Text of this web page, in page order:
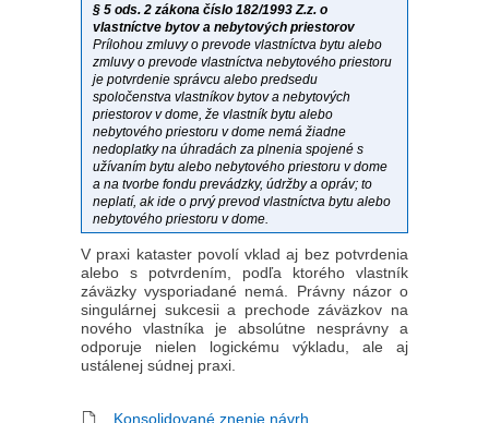
§ 5 ods. 2 zákona číslo 182/1993 Z.z. o
vlastníctve bytov a nebytových priestorov
Prílohou zmluvy o prevode vlastníctva bytu alebo
zmluvy o prevode vlastníctva nebytového priestoru
je potvrdenie správcu alebo predsedu
spoločenstva vlastníkov bytov a nebytových
priestorov v dome, že vlastník bytu alebo
nebytového priestoru v dome nemá žiadne
nedoplatky na úhradách za plnenia spojené s
užívaním bytu alebo nebytového priestoru v dome
a na tvorbe fondu prevádzky, údržby a opráv; to
neplatí, ak ide o prvý prevod vlastníctva bytu alebo
nebytového priestoru v dome.
V praxi kataster povolí vklad aj bez potvrdenia
alebo s potvrdením, podľa ktorého vlastník
záväzky vysporiadané nemá. Právny názor o
singulárnej sukcesii a prechode záväzkov na
nového vlastníka je absolútne nesprávny a
odporuje nielen logickému výkladu, ale aj
ustálenej súdnej praxi.
Konsolidované znenie návrh